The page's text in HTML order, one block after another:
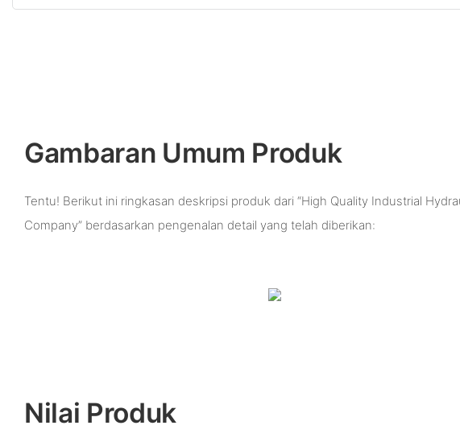
Gambaran Umum Produk
Tentu! Berikut ini ringkasan deskripsi produk dari “High Quality Industrial
Company” berdasarkan pengenalan detail yang telah diberikan:
Nilai Produk